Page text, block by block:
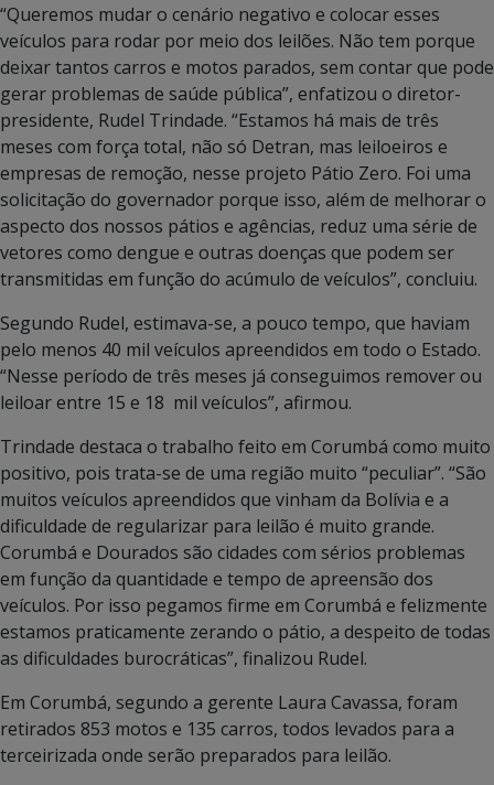
“Queremos mudar o cenário negativo e colocar esses
veículos para rodar por meio dos leilões. Não tem porque
deixar tantos carros e motos parados, sem contar que pode
gerar problemas de saúde pública”, enfatizou o diretor-
presidente, Rudel Trindade. “Estamos há mais de três
meses com força total, não só Detran, mas leiloeiros e
empresas de remoção, nesse projeto Pátio Zero. Foi uma
solicitação do governador porque isso, além de melhorar o
aspecto dos nossos pátios e agências, reduz uma série de
vetores como dengue e outras doenças que podem ser
transmitidas em função do acúmulo de veículos”, concluiu.
Segundo Rudel, estimava-se, a pouco tempo, que haviam
pelo menos 40 mil veículos apreendidos em todo o Estado.
“Nesse período de três meses já conseguimos remover ou
leiloar entre 15 e 18 mil veículos”, afirmou.
Trindade destaca o trabalho feito em Corumbá como muito
positivo, pois trata-se de uma região muito “peculiar”. “São
muitos veículos apreendidos que vinham da Bolívia e a
dificuldade de regularizar para leilão é muito grande.
Corumbá e Dourados são cidades com sérios problemas
em função da quantidade e tempo de apreensão dos
veículos. Por isso pegamos firme em Corumbá e felizmente
estamos praticamente zerando o pátio, a despeito de todas
as dificuldades burocráticas”, finalizou Rudel.
Em Corumbá, segundo a gerente Laura Cavassa, foram
retirados 853 motos e 135 carros, todos levados para a
terceirizada onde serão preparados para leilão.